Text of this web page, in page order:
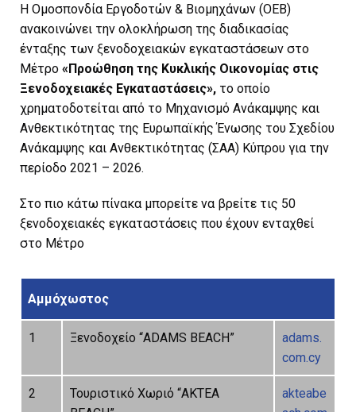
Η Ομοσπονδία Εργοδοτών & Βιομηχάνων (ΟΕΒ)
ανακοινώνει την ολοκλήρωση της διαδικασίας
ένταξης των ξενοδοχειακών εγκαταστάσεων στο
Μέτρο «Προώθηση της Κυκλικής Οικονομίας στις
Ξενοδοχειακές Εγκαταστάσεις», το οποίο
χρηματοδοτείται από το Μηχανισμό Ανάκαμψης και
Ανθεκτικότητας της Ευρωπαϊκής Ένωσης του Σχεδίου
Ανάκαμψης και Ανθεκτικότητας (ΣΑΑ) Κύπρου για την
περίοδο 2021 – 2026.
Στο πιο κάτω πίνακα μπορείτε να βρείτε τις 50
ξενοδοχειακές εγκαταστάσεις που έχουν ενταχθεί
στο Μέτρο
Αμμόχωστος
1 Ξενοδοχείο “ADAMS BEACH”
adams.
com.cy
2
Τουριστικό Χωριό “AKTEA
akteabe